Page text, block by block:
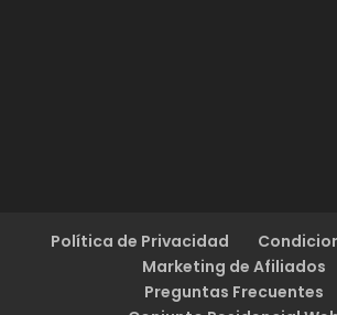
Política de Privacidad
Marketing de Afiliados
Preguntas Frecuentes